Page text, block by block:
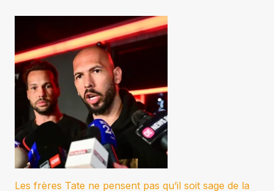
Les frères Tate ne pensent pas qu’il soit sage de la